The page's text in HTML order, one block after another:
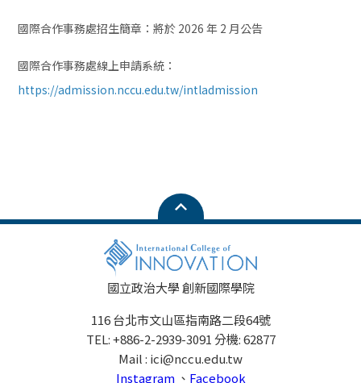
國際合作事務處招生簡章：將於 2026 年 2 月公告
國際合作事務處線上申請系統：
https://admission.nccu.edu.tw/intladmission
國立政治大學 創新國際學院
116 台北市文山區指南路二段64號
TEL: +886-2-2939-3091 分機: 62877
Mail : ici@nccu.edu.tw
Instagram、 Facebook